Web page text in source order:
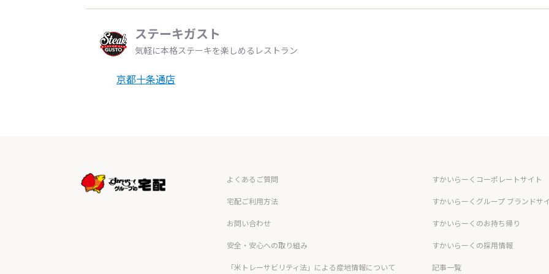
ステーキガスト
気軽に本格ステーキを楽しめるレストラン
京都十条通店
よくあるご質問
宅配ご利用方法
お問い合わせ
安全・安心への取り組み
「米トレーサビリティ法」による産地情報について
すかいらーくコーポレートサイト
すかいらーくグループ ブランドサ
すかいらーくのお持ち帰り
すかいらーくの採用情報
記事一覧